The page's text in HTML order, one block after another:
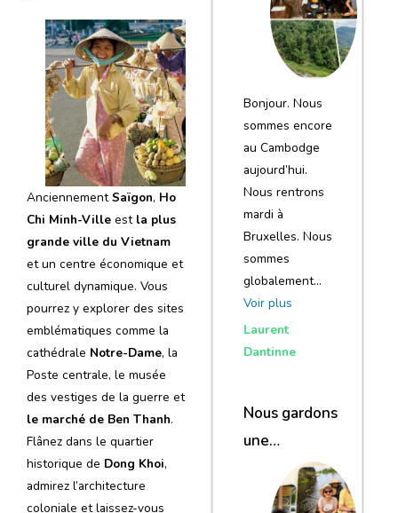
AnciennementSaïgon, Ho
Chi Minh-Ville est la plus
grande ville du Vietnam
et un centre économique et
culturel dynamique. Vous
pourrez y explorer des sites
emblématiques comme la
cathédrale Notre-Dame, la
Poste centrale, le musée
des vestiges de la guerre et
le marché de Ben Thanh.
Flânez dans le quartier
historique de Dong Khoi,
admirez l’architecture
coloniale et laissez-vous
Bonjour. Nous
sommes encore
au Cambodge
aujourd’hui.
Nous rentrons
mardi à
Bruxelles. Nous
sommes
globalement…
Voir plus
Laurent
Dantinne
Nous gardons
une
excellente
impression de